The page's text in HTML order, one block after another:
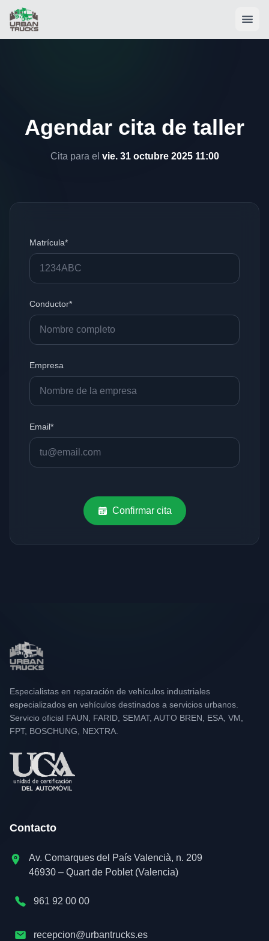
Agendar cita de taller
Cita para el vie. 31 octubre 2025 11:00
Matrícula*
Conductor*
Empresa
Email*
Confirmar cita
Especialistas en reparación de vehículos industriales
especializados en vehículos destinados a servicios urbanos.
Servicio oficial FAUN, FARID, SEMAT, AUTO BREN, ESA, VM,
FPT, BOSCHUNG, NEXTRA.
Contacto
Av. Comarques del País Valencià, n. 209
46930 – Quart de Poblet (Valencia)
961 92 00 00
recepcion@urbantrucks.es